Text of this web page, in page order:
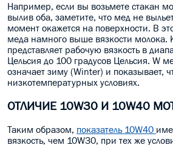
Например, если вы возьмете стакан
вылив оба, заметите, что мед не
момент окажется на поверхности. В
меда намного выше вязкости молока.
представляет рабочую вязкость в
Цельсия до 100 градусов Цельсия. W
означает зиму (Winter) и показывает,
низкотемпературных условиях.
ОТЛИЧИЕ 10W30 И 10W40
Таким образом, показатель 10W40
вязкость, чем 10W30, при тех же